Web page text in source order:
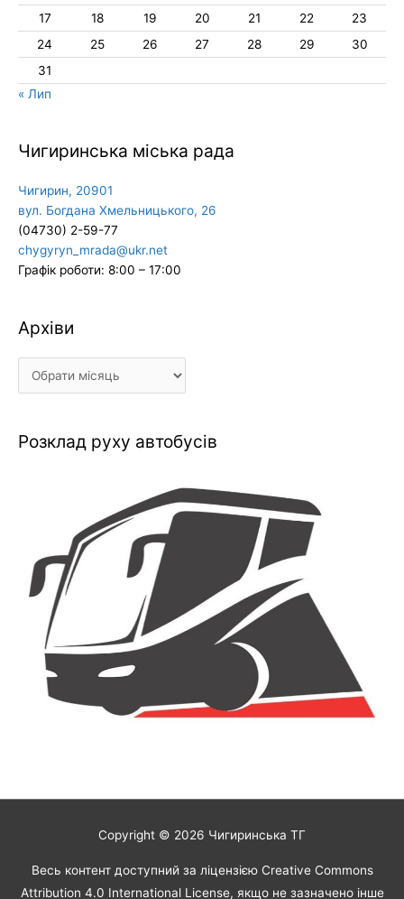
17
18 19 20 21 22
23
24
25 26 27 28 29
30
31
« Лип
Чигиринська міська рада
Чигирин, 20901
вул. Богдана Хмельницького, 26
(04730) 2-59-77
chygyryn_mrada@ukr.net
Графік роботи: 8:00 – 17:00
Архіви
Архіви
Розклад руху автобусів
Copyright © 2026 Чигиринська ТГ
Весь контент доступний за ліцензією Creative Commons
Attribution 4.0 International License, якщо не зазначено інше